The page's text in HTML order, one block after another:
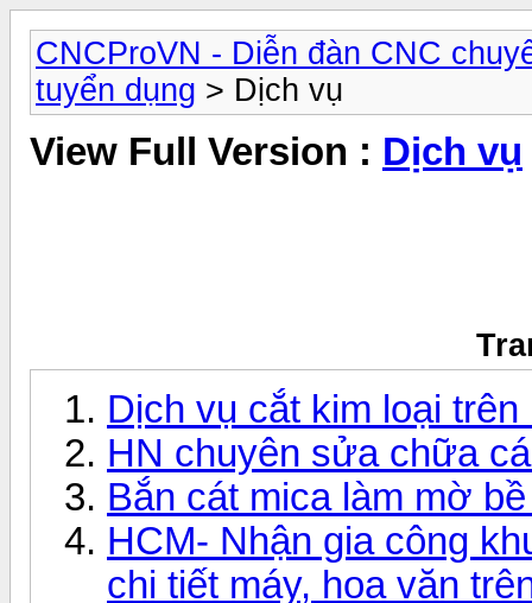
CNCProVN - Diễn đàn CNC
tuyển dụng > Dịch vụ
View Full Version : Dịch vụ
Dịch vụ cắt kim loại
HN chuyên sửa chữa
Bắn cát mica làm mờ
HCM- Nhận gia công
chi tiết máy, hoa văn